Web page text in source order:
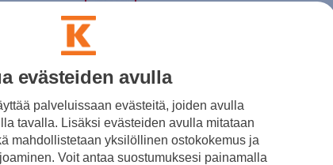
36 37
42
Kokotaulukko
evästeiden avulla
palveluissaan evästeitä, joiden avulla
tavalla. Lisäksi evästeiden avulla mitataan
mahdollistetaan yksilöllinen ostokokemus ja
Voit antaa suostumuksesi painamalla